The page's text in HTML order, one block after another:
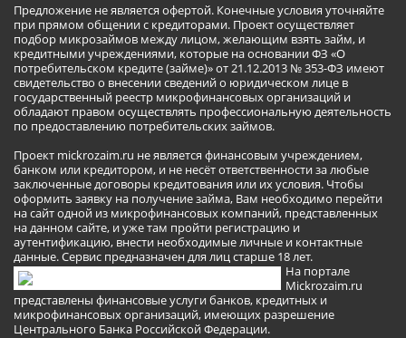
Предложение не является офертой. Конечные условия уточняйте
при прямом общении с кредиторами. Проект осуществляет
подбор микрозаймов между лицом, желающим взять займ, и
кредитными учреждениями, которые на основании ФЗ «О
потребительском кредите (займе)» от 21.12.2013 № 353-ФЗ имеют
свидетельство о внесении сведений о юридическом лице в
государственный реестр микрофинансовых организаций и
обладают правом осуществлять профессиональную деятельность
по предоставлению потребительских займов.
Проект mickrozaim.ru не является финансовым учреждением,
банком или кредитором, и не несёт ответственности за любые
заключенные договоры кредитования или их условия. Чтобы
оформить заявку на получение займа, Вам необходимо перейти
на сайт одной из микрофинансовых компаний, представленных
на данном сайте, и уже там пройти регистрацию и
аутентификацию, внести необходимые личные и контактные
данные. Сервис предназначен для лиц старше 18 лет.
На портале
Mickrozaim.ru
представлены финансовые услуги банков, кредитных и
микрофинансовых организаций, имеющих разрешение
Центрального Банка Российской Федерации.